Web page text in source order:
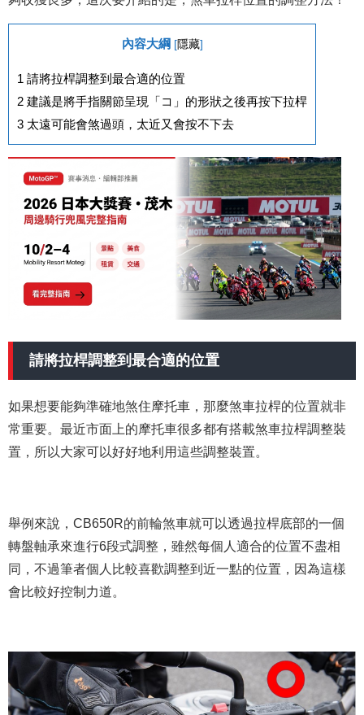
內容大綱 [隱藏]
1 請將拉桿調整到最合適的位置
2 建議是將手指關節呈現「コ」的形狀之後再按下拉桿
3 太遠可能會煞過頭，太近又會按不下去
請將拉桿調整到最合適的位置
如果想要能夠準確地煞住摩托車，那麼煞車拉桿的位置就非
常重要。最近市面上的摩托車很多都有搭載煞車拉桿調整裝
置，所以大家可以好好地利用這些調整裝置。
舉例來說，CB650R的前輪煞車就可以透過拉桿底部的一個
轉盤軸承來進行6段式調整，雖然每個人適合的位置不盡相
同，不過筆者個人比較喜歡調整到近一點的位置，因為這樣
會比較好控制力道。